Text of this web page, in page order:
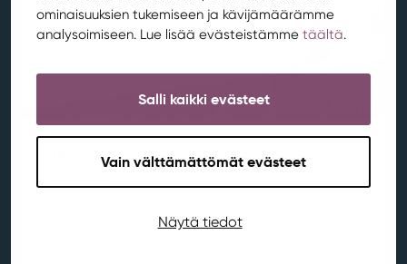
ominaisuuksien tukemiseen ja kävijämäärämme
analysoimiseen. Lue lisää evästeistämme täältä.
Salli kaikki evästeet
Vain välttämättömät evästeet
Näytä tiedot
Muutostyöt käynnistyvät Rentukan
Rentukan edustan aukion kehittämistä